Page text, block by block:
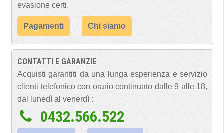
evasione certi.
Pagamenti Chi siamo
CONTATTI E GARANZIE
Acquisti garantiti da una lunga esperienza e servizio
clienti telefonico con orario continuato dalle 9 alle 18,
dal lunedì al venerdì :
0432.566.522